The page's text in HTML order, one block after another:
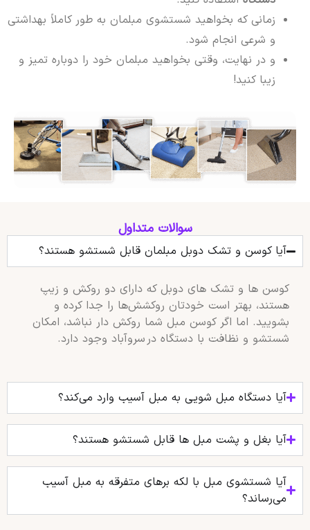
زمانی که بخواهید شستشوی مبلمان به طور کاملاً بهداشتی
و شرعی انجام شود.
و در نهایت، وقتی بخواهید مبلمان خود را دوباره تمیز و
زیبا کنید!
سوالات متداول
آیا کوسن و تشک دوبل مبلمان قابل شستشو هستند؟
کوسن‌ ها و تشک‌ های دوبل که دارای دو روکش و زیپ
هستند، بهتر است خودتان روکشش‌ها را جدا کرده و
بشویید. اما اگر کوسن مبل شما روکش‌ دار نباشد، امکان
شستشو و نظافت با دستگاه در سروآباد وجود دارد.
آیا دستگاه مبل شویی به مبل آسیب وارد می‌کند؟
آیا بغل و پشت مبل‌ ها قابل شستشو هستند؟
آیا شستشوی مبل با لکه‌ برهای متفرقه به مبل آسیب
می‌رساند؟